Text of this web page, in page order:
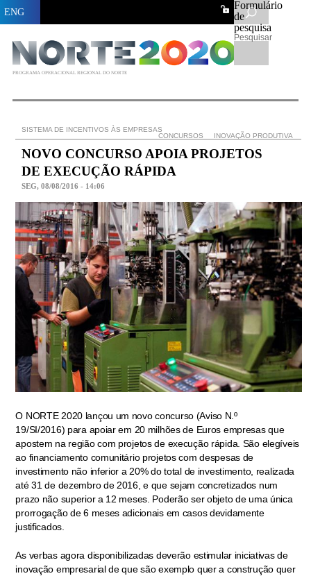
Formulário
de
pesquisa
Pesquisar
PROGRAMA OPERACIONAL REGIONAL DO NORTE
ENG
SISTEMA DE INCENTIVOS ÀS EMPRESAS
CONCURSOS
INOVAÇÃO PRODUTIVA
NOVO CONCURSO APOIA PROJETOS
DE EXECUÇÃO RÁPIDA
SEG, 08/08/2016 - 14:06
O NORTE 2020 lançou um novo concurso (Aviso N.º
19/SI/2016) para apoiar em 20 milhões de Euros empresas que
apostem na região com projetos de execução rápida. São elegíveis
ao financiamento comunitário projetos com despesas de
investimento não inferior a 20% do total de investimento, realizada
até 31 de dezembro de 2016, e que sejam concretizados num
prazo não superior a 12 meses. Poderão ser objeto de uma única
prorrogação de 6 meses adicionais em casos devidamente
justificados.
As verbas agora disponibilizadas deverão estimular iniciativas de
inovação empresarial de que são exemplo quer a construção quer